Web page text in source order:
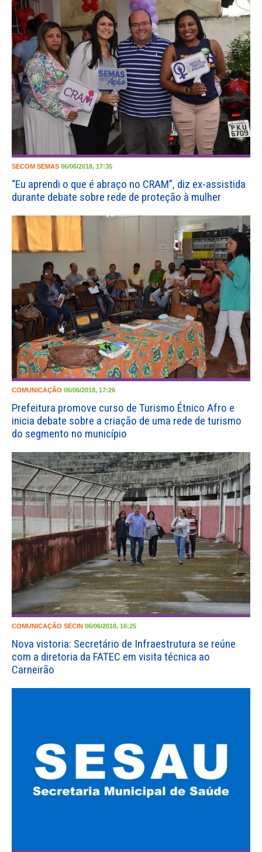
SECOM SEMAS 06/06/2018, 17:35
“Eu aprendi o que é abraço no CRAM”, diz ex-assistida
durante debate sobre rede de proteção à mulher
COMUNICAÇÃO 06/06/2018, 17:26
Prefeitura promove curso de Turismo Étnico Afro e
inicia debate sobre a criação de uma rede de turismo
do segmento no município
COMUNICAÇÃO SECIN 06/06/2018, 16:25
Nova vistoria: Secretário de Infraestrutura se reúne
com a diretoria da FATEC em visita técnica ao
Carneirão